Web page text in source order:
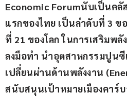
Economic Forumนับเป็นคลั
แรกของไทย เป็นลำดับที่ 3 ข
ที่ 21 ของโลก ในการเสริมพลั
ลงมือทำ นำอุตสาหกรรมปูน
เปลี่ยนผ่านด้านพลังงาน
สนับสนุนเป้าหมายเมืองคาร์